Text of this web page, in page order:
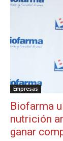
Empresas
Biofarma
nutrición
ganar